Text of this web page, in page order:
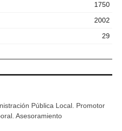
1750
2002
29
Pública Local. Promotor
Asesoramiento